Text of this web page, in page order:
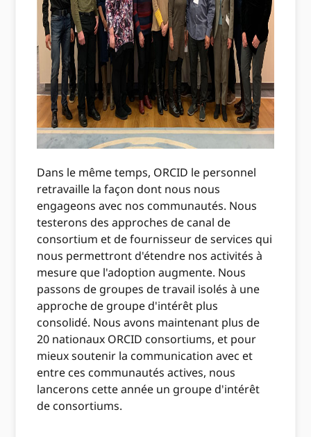
Dans le même temps, ORCID le personnel
retravaille la façon dont nous nous
engageons avec nos communautés. Nous
testerons des approches de canal de
consortium et de fournisseur de services qui
nous permettront d'étendre nos activités à
mesure que l'adoption augmente. Nous
passons de groupes de travail isolés à une
approche de groupe d'intérêt plus
consolidé. Nous avons maintenant plus de
20 nationaux ORCID consortiums, et pour
mieux soutenir la communication avec et
entre ces communautés actives, nous
lancerons cette année un groupe d'intérêt
de consortiums.